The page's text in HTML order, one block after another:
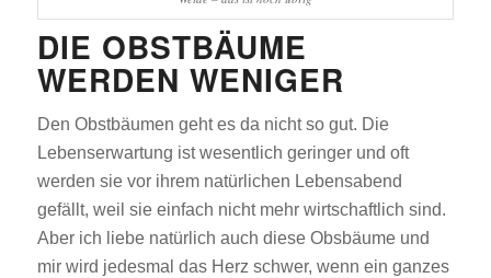
DIE OBSTBÄUME
WERDEN WENIGER
Den Obstbäumen geht es da nicht so gut. Die
Lebenserwartung ist wesentlich geringer und oft
werden sie vor ihrem natürlichen Lebensabend
gefällt, weil sie einfach nicht mehr wirtschaftlich sind.
Aber ich liebe natürlich auch diese Obsbäume und
mir wird jedesmal das Herz schwer, wenn ein ganzes